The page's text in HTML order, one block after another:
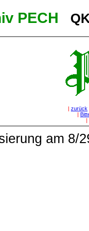
PECH
| zurück
|
|
am 8/